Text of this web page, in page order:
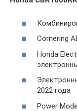
Cornering
Honda
2022 года
Power